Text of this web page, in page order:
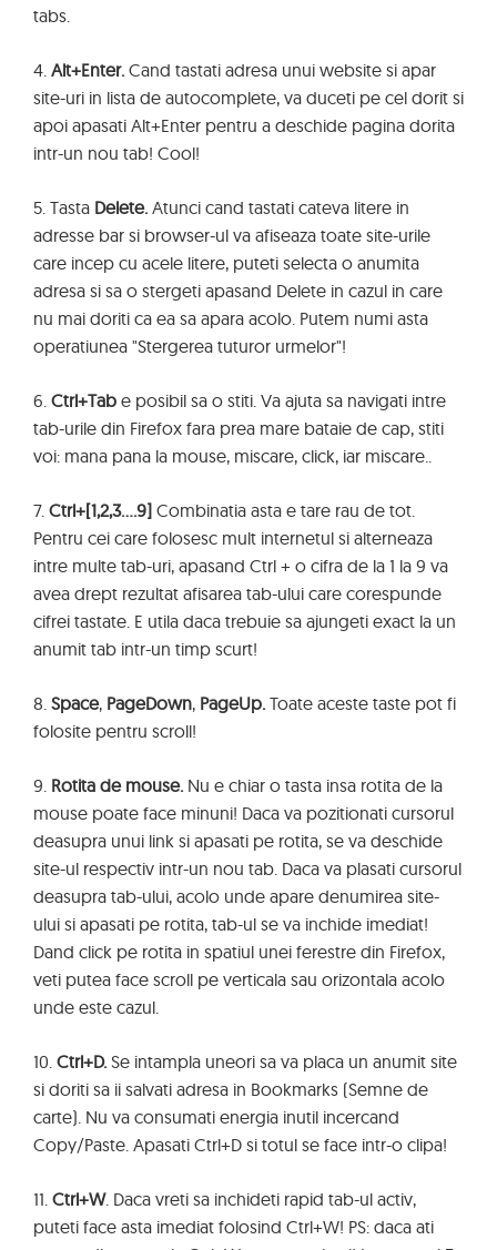
tabs.
4. Alt+Enter.Cand tastati adresa unui website si apar
site-uri in lista de autocomplete, va duceti pe cel dorit si
apoi apasati Alt+Enter pentru a deschide pagina dorita
intr-un nou tab! Cool!
5. Tasta Delete.Atunci cand tastati cateva litere in
adresse bar si browser-ul va afiseaza toate site-urile
care incep cu acele litere, puteti selecta o anumita
adresa si sa o stergeti apasand Delete in cazul in care
nu mai doriti ca ea sa apara acolo. Putem numi asta
operatiunea "Stergerea tuturor urmelor"!
6. Ctrl+Tab e posibil sa o stiti. Va ajuta sa navigati intre
tab-urile din Firefox fara prea mare bataie de cap, stiti
voi: mana pana la mouse, miscare, click, iar miscare..
7. Ctrl+[1,2,3….9] Combinatia asta e tare rau de tot.
Pentru cei care folosesc mult internetul si alterneaza
intre multe tab-uri, apasand Ctrl + o cifra de la 1 la 9 va
avea drept rezultat afisarea tab-ului care corespunde
cifrei tastate. E utila daca trebuie sa ajungeti exact la un
anumit tab intr-un timp scurt!
8. Space, PageDown, PageUp.Toate aceste taste pot fi
folosite pentru scroll!
9. Rotita de mouse.Nu e chiar o tasta insa rotita de la
mouse poate face minuni! Daca va pozitionati cursorul
deasupra unui link si apasati pe rotita, se va deschide
site-ul respectiv intr-un nou tab. Daca va plasati cursorul
deasupra tab-ului, acolo unde apare denumirea site-
ului si apasati pe rotita, tab-ul se va inchide imediat!
Dand click pe rotita in spatiul unei ferestre din Firefox,
veti putea face scroll pe verticala sau orizontala acolo
unde este cazul.
10. Ctrl+D.Se intampla uneori sa va placa un anumit site
si doriti sa ii salvati adresa in Bookmarks (Semne de
carte). Nu va consumati energia inutil incercand
Copy/Paste. Apasati Ctrl+D si totul se face intr-o clipa!
11. Ctrl+W. Daca vreti sa inchideti rapid tab-ul activ,
puteti face asta imediat folosind Ctrl+W! PS: daca ati